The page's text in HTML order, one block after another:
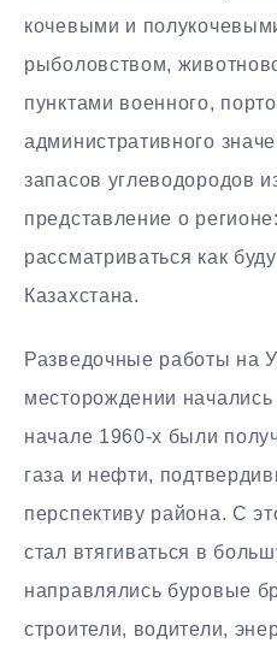
кочевыми и
рыболовством,
пунктами военного,
административного
запасов углеводородов
представление о
рассматриваться как
Казахстана.
Разведочные работы на
месторождении
начале 1960-х были
газа и нефти,
перспективу района. С
стал втягиваться в
направлялись буровые
строители, водители,